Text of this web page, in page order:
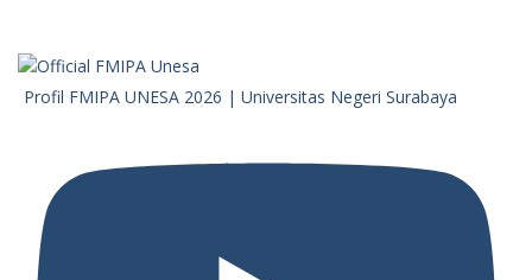
Profil FMIPA UNESA 2026 | Universitas Negeri Surabaya